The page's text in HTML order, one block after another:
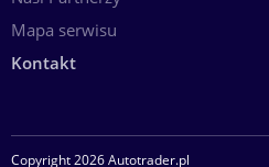
Mapa serwisu
Kontakt
Copyright 2026 Autotrader.pl